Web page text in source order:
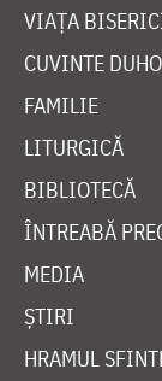
VIAȚA
CUVINTE
FAMILIE
LITURGICĂ
BIBLIOTECĂ
ÎNTREABĂ
MEDIA
ȘTIRI
HRAMUL